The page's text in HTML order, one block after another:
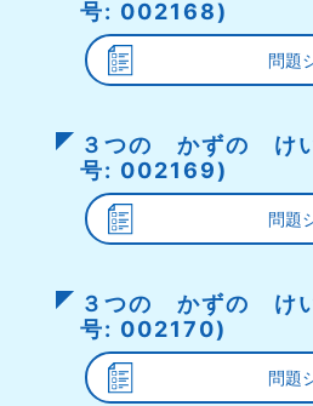
号: 002168)
問題
３つの かずの け
号: 002169)
問題
３つの かずの け
号: 002170)
問題